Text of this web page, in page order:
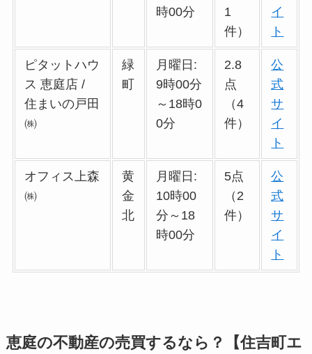
時00分
1
件）
イ
ト
ピタットハウ
ス 恵庭店 /
住まいの戸田
㈱
緑
町
月曜日:
9時00分
～18時0
0分
2.8
点
（4
件）
公
式
サ
イ
ト
オフィス上森
㈱
黄
金
北
月曜日:
10時00
分～18
時00分
5点
（2
件）
公
式
サ
イ
ト
恵庭の不動産の売買するなら？【住吉町エ